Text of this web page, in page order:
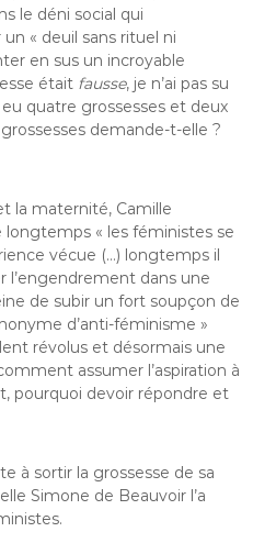
le déni social qui
« deuil sans rituel ni
en sus un incroyable
était fausse, je n’ai pas su
eu quatre grossesses et deux
demande-t-elle ?
la maternité, Camille
« les féministes se
vécue (…) longtemps il
l’engendrement dans une
de subir un fort soupçon de
d’anti-féminisme »
révolus et désormais une
assumer l’aspiration à
pourquoi devoir répondre et
à sortir la grossesse de sa
Simone de Beauvoir l’a